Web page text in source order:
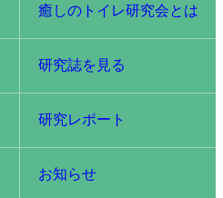
癒しのトイレ研究会とは
研究誌を見る
研究レポート
お知らせ